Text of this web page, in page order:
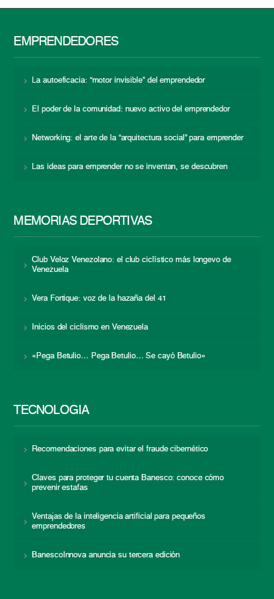
EMPRENDEDORES
La autoeficacia: “motor invisible” del emprendedor
El poder de la comunidad: nuevo activo del emprendedor
Networking: el arte de la “arquitectura social” para emprender
Las ideas para emprender no se inventan, se descubren
MEMORIAS DEPORTIVAS
Club Veloz Venezolano: el club ciclístico más longevo de
Venezuela
Vera Fortique: voz de la hazaña del 41
Inicios del ciclismo en Venezuela
«Pega Betulio… Pega Betulio… Se cayó Betulio»
TECNOLOGÍA
Recomendaciones para evitar el fraude cibernético
Claves para proteger tu cuenta Banesco: conoce cómo
prevenir estafas
Ventajas de la inteligencia artificial para pequeños
emprendedores
BanescoInnova anuncia su tercera edición